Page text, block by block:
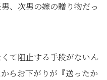
、次男の嫁の贈り物だっ
て阻止する手段がないん
らお下がりが『送ったか